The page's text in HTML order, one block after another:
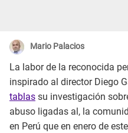
Mario Palacios
La labor de la reconocida
inspirado al director Diego
tablas su investigación
abuso ligadas al, la
en Perú que en enero de